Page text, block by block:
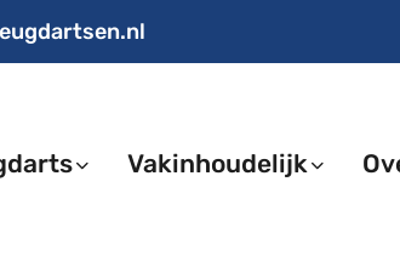
Vakinhoudelijk